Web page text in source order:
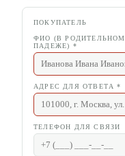
ПОКУПАТЕЛЬ
ФИО (В РОДИТЕЛЬНОМ
ПАДЕЖЕ) *
АДРЕС ДЛЯ ОТВЕТА *
ТЕЛЕФОН ДЛЯ СВЯЗИ